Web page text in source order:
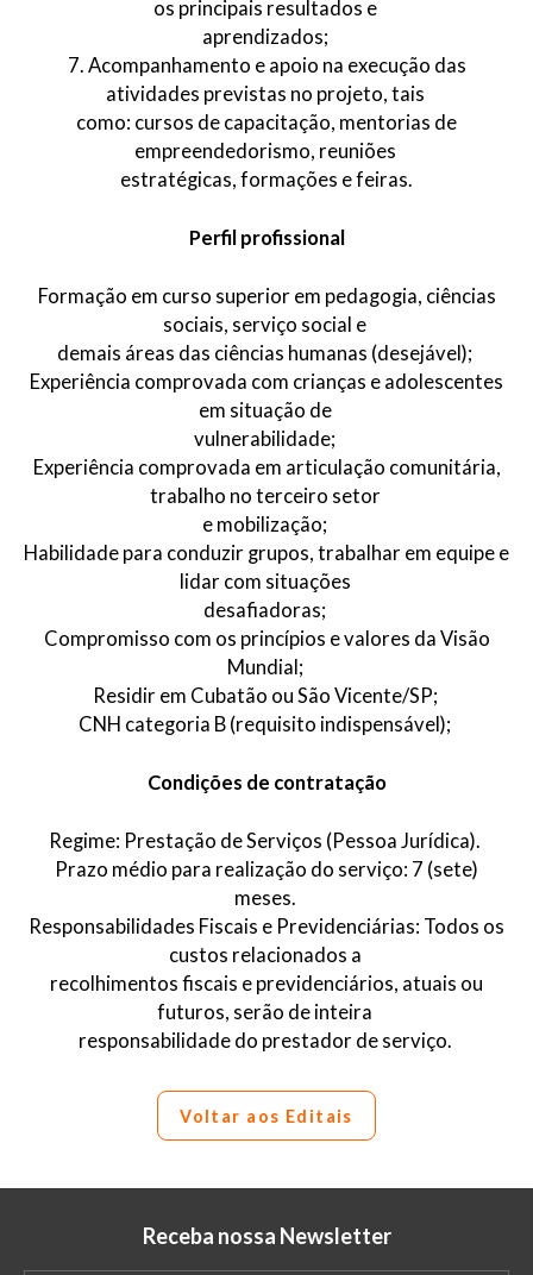
os principais resultados e
aprendizados;
7. Acompanhamento e apoio na execução das
atividades previstas no projeto, tais
como: cursos de capacitação, mentorias de
empreendedorismo, reuniões
estratégicas, formações e feiras.
Perfil profissional
Formação em curso superior em pedagogia, ciências
sociais, serviço social e
demais áreas das ciências humanas (desejável);
Experiência comprovada com crianças e adolescentes
em situação de
vulnerabilidade;
Experiência comprovada em articulação comunitária,
trabalho no terceiro setor
e mobilização;
Habilidade para conduzir grupos, trabalhar em equipe e
lidar com situações
desafiadoras;
Compromisso com os princípios e valores da Visão
Mundial;
Residir em Cubatão ou São Vicente/SP;
CNH categoria B (requisito indispensável);
Condições de contratação
Regime: Prestação de Serviços (Pessoa Jurídica).
Prazo médio para realização do serviço: 7 (sete)
meses.
Responsabilidades Fiscais e Previdenciárias: Todos os
custos relacionados a
recolhimentos fiscais e previdenciários, atuais ou
futuros, serão de inteira
responsabilidade do prestador de serviço.
Voltar aos Editais
Receba nossa Newsletter